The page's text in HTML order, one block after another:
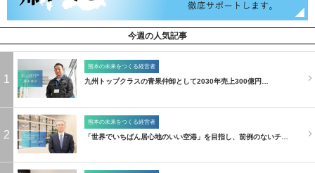
今週の人気記事
1
熊本の未来をつくる経営者
九州トップクラスの青果仲卸として2030年売上300億円…
2
熊本の未来をつくる経営者
「世界でいちばん居心地のいい空港」を目指し、前例のないチ…